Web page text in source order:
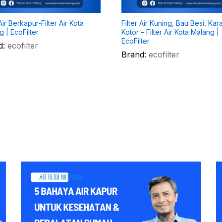
Berkapur-Filter Air Kota
| EcoFilter
ecofilter
Filter Air Kuning, Bau Besi,
Kotor – Filter Air Kota Malang |
EcoFilter
Brand: ecofilter